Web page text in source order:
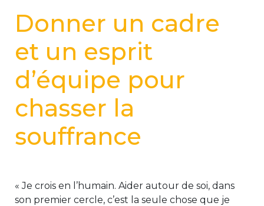
Donner un cadre
et un esprit
d’équipe pour
chasser la
souffrance
« Je crois en l’humain. Aider autour de soi, dans
son premier cercle, c’est la seule chose que je